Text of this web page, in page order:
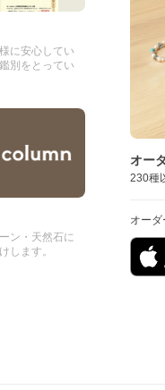
に安心してい
別をとってい
ン・天然石に
します。
オー
230種
オーダ